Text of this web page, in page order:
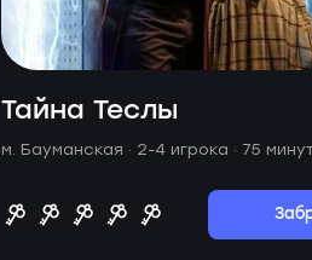
Тайна Теслы
м. Бауманская · 2-4 игрока · 75